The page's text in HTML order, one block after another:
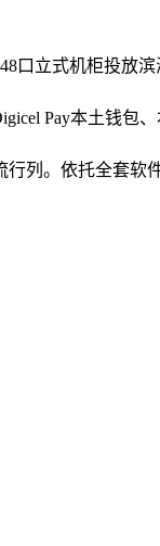
口立式机柜投放
Pay本土钱包、
列。依托全套软